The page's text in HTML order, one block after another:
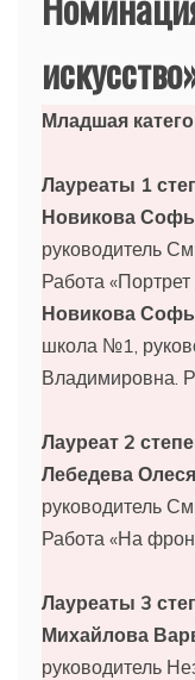
Младшая
Лауреаты 1
Новикова
руководитель
Работа
Новикова
школа №1,
Владимировна.
Лауреат 2
Лебедева
руководитель
Работа «На
Лауреаты 3
Михайлова
руководитель